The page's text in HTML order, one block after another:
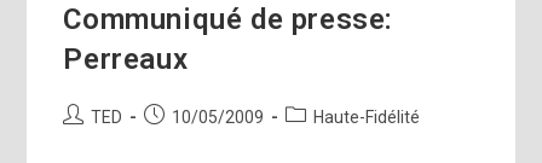
Communiqué de presse:
Perreaux
Auteur/autrice
TED
Publication
10/05/2009
PostHaute-Fidélité